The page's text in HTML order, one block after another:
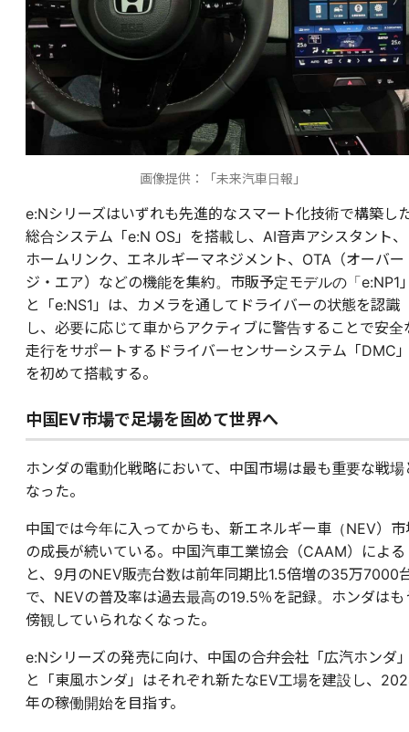
画像提供：「未来汽車日報」
e:Nシリーズはいずれも先進的なスマート化技術で構築し
総合システム「e:N OS」を搭載し、AI音声アシスタント、
ホームリンク、エネルギーマネジメント、OTA（オーバー
ジ・エア）などの機能を集約。市販予定モデルの「e:NP1
と「e:NS1」は、カメラを通してドライバーの状態を認識
し、必要に応じて車からアクティブに警告することで安全
走行をサポートするドライバーセンサーシステム「DMC
を初めて搭載する。
中国EV市場で足場を固めて世界へ
ホンダの電動化戦略において、中国市場は最も重要な戦場
なった。
中国では今年に入ってからも、新エネルギー車（NEV）市
の成長が続いている。中国汽車工業協会（CAAM）による
と、9月のNEV販売台数は前年同期比1.5倍増の35万7000
で、NEVの普及率は過去最高の19.5％を記録。ホンダはも
傍観していられなくなった。
e:Nシリーズの発売に向け、中国の合弁会社「広汽ホンダ
と「東風ホンダ」はそれぞれ新たなEV工場を建設し、
年の稼働開始を目指す。